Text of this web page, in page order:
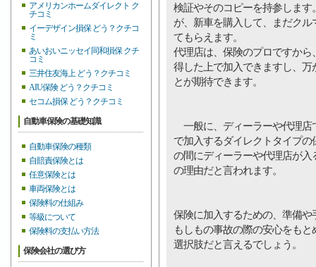
アメリカンホームダイレクト ク
チコミ
イーデザイン損保 どう？クチコ
ミ
あいおいニッセイ同和損保 クチ
コミ
三井住友海上 どう？クチコミ
AIU保険 どう？クチコミ
セコム損保 どう？クチコミ
自動車保険の基礎知識
自動車保険の種類
自賠責保険とは
任意保険とは
車両保険とは
保険料の仕組み
等級について
保険料の支払い方法
保険会社の選び方
検証やそのコピーを持参しま
が、新車を購入して、まだク
てもらえます。
代理店は、保険のプロですか
得した上で加入できますし、
とが期待できます。
一般に、ディーラーや代理店
で加入するダイレクトタイプ
の間にディーラーや代理店が
の理由だと言われます。
保険に加入するための、準備
もしもの事故の際の安心をも
選択肢だと言えるでしょう。